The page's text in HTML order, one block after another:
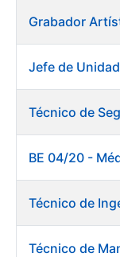
Show/Hide
Grabador
Técnico de
BE 04/20 -
Técnico de